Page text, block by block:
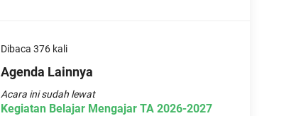
Dibaca 376 kali
Agenda Lainnya
Acara ini sudah lewat
Kegiatan Belajar Mengajar TA 2026-2027